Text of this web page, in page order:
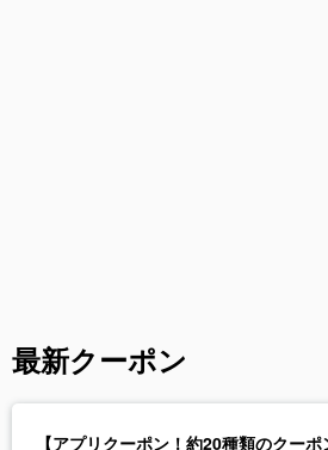
最新クーポン
【アプリクーポン！約20種類のクー